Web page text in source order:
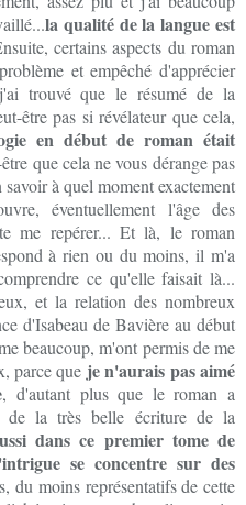
la qualité de la langue est
certains aspects du roman
et empêché d'apprécier
trouvé que le résumé de la
être pas si révélateur que cela,
en début de roman était
que cela ne vous dérange pas
à quel moment exactement
éventuellement l'âge des
me repérer... Et là, le roman
à rien ou du moins, il m'a
ce qu'elle faisait là...
et la relation des nombreux
d'Isabeau de Bavière au début
beaucoup, m'ont permis de me
parce que je n'aurais pas aimé
, d'autant plus que le roman a
de la très belle écriture de la
dans ce premier tome de
se concentre sur des
du moins représentatifs de cette